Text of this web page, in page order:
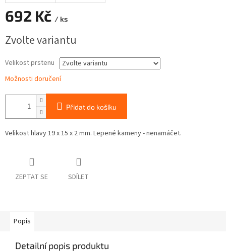
692 Kč / ks
cena:
Zvolte variantu
Velikost prstenu
Možnosti doručení
Přidat do košíku
Velikost hlavy 19 x 15 x 2 mm. Lepené kameny - nenamáčet.
ZEPTAT SE SDÍLET
Popis
Detailní popis produktu